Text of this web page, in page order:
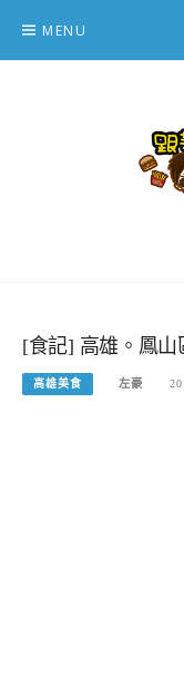
content
MENU
[食記] 高雄。鳳山
高雄美食 左豪